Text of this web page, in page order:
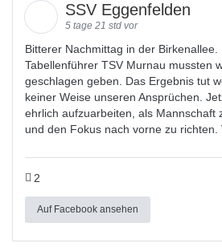
SSV Eggenfelden
5 tage 21 std vor
Bitterer Nachmittag in der Birkenallee.
Tabellenführer TSV Murnau mussten
geschlagen geben. Das Ergebnis tut
keiner Weise unseren Ansprüchen.
ehrlich aufzuarbeiten, als Mannschaft
und den Fokus nach vorne zu richten.
2
Auf Facebook ansehen